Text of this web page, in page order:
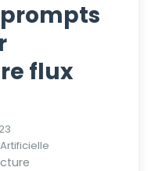
flux